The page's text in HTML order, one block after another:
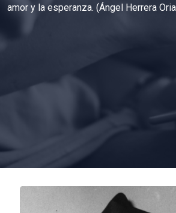
amor y la esperanza. (Ángel Herrera